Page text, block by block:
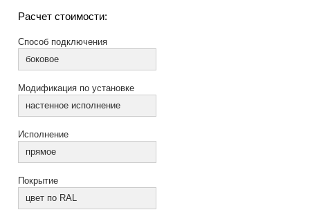
Расчет стоимости:
Способ подключения
боковое
Модификация по установке
настенное исполнение
Исполнение
прямое
Покрытие
цвет по RAL